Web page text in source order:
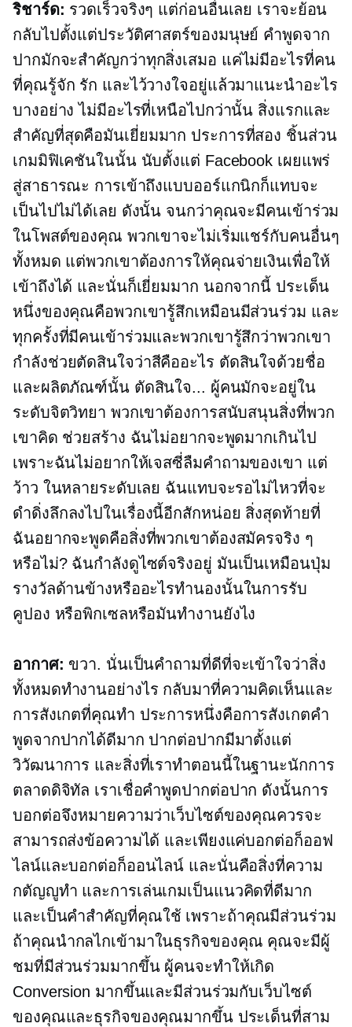
ริชาร์ด: รวดเร็วจริงๆ แต่ก่อนอื่นเลย เราจะย้อน
กลับไปตั้งแต่ประวัติศาสตร์ของมนุษย์ คำพูดจาก
ปากมักจะสำคัญกว่าทุกสิ่งเสมอ แค่ไม่มีอะไรที่คน
ที่คุณรู้จัก รัก และไว้วางใจอยู่แล้วมาแนะนำอะไร
บางอย่าง ไม่มีอะไรที่เหนือไปกว่านั้น สิ่งแรกและ
สำคัญที่สุดคือมันเยี่ยมมาก ประการที่สอง ชิ้นส่วน
เกมมิฟิเคชันในนั้น นับตั้งแต่ Facebook เผยแพร่
สู่สาธารณะ การเข้าถึงแบบออร์แกนิกก็แทบจะ
เป็นไปไม่ได้เลย ดังนั้น จนกว่าคุณจะมีคนเข้าร่วม
ในโพสต์ของคุณ พวกเขาจะไม่เริ่มแชร์กับคนอื่นๆ
ทั้งหมด แต่พวกเขาต้องการให้คุณจ่ายเงินเพื่อให้
เข้าถึงได้ และนั่นก็เยี่ยมมาก นอกจากนี้ ประเด็น
หนึ่งของคุณคือพวกเขารู้สึกเหมือนมีส่วนร่วม และ
ทุกครั้งที่มีคนเข้าร่วมและพวกเขารู้สึกว่าพวกเขา
กำลังช่วยตัดสินใจว่าสีคืออะไร ตัดสินใจด้วยชื่อ
และผลิตภัณฑ์นั้น ตัดสินใจ... ผู้คนมักจะอยู่ใน
ระดับจิตวิทยา พวกเขาต้องการสนับสนุนสิ่งที่พวก
เขาคิด ช่วยสร้าง ฉันไม่อยากจะพูดมากเกินไป
เพราะฉันไม่อยากให้เจสซี่ลืมคำถามของเขา แต่
ว้าว ในหลายระดับเลย ฉันแทบจะรอไม่ไหวที่จะ
ดำดิ่งลึกลงไปในเรื่องนี้อีกสักหน่อย สิ่งสุดท้ายที่
ฉันอยากจะพูดคือสิ่งที่พวกเขาต้องสมัครจริง ๆ
หรือไม่? ฉันกำลังดูไซต์จริงอยู่ มันเป็นเหมือนปุ่ม
รางวัลด้านข้างหรืออะไรทำนองนั้นในการรับ
คูปอง หรือพิกเซลหรือมันทำงานยังไง
อากาศ: ขวา. นั่นเป็นคำถามที่ดีที่จะเข้าใจว่าสิ่ง
ทั้งหมดทำงานอย่างไร กลับมาที่ความคิดเห็นและ
การสังเกตที่คุณทำ ประการหนึ่งคือการสังเกตคำ
พูดจากปากได้ดีมาก ปากต่อปากมีมาตั้งแต่
วิวัฒนาการ และสิ่งที่เราทำตอนนี้ในฐานะนักการ
ตลาดดิจิทัล เราเชื่อคำพูดปากต่อปาก ดังนั้นการ
บอกต่อจึงหมายความว่าเว็บไซต์ของคุณควรจะ
สามารถส่งข้อความได้ และเพียงแค่บอกต่อก็ออฟ
ไลน์และบอกต่อก็ออนไลน์ และนั่นคือสิ่งที่ความ
กตัญญูทำ และการเล่นเกมเป็นแนวคิดที่ดีมาก
และเป็นคำสำคัญที่คุณใช้ เพราะถ้าคุณมีส่วนร่วม
ถ้าคุณนำกลไกเข้ามาในธุรกิจของคุณ คุณจะมีผู้
ชมที่มีส่วนร่วมมากขึ้น ผู้คนจะทำให้เกิด
Conversion มากขึ้นและมีส่วนร่วมกับเว็บไซต์
ของคุณและธุรกิจของคุณมากขึ้น ประเด็นที่สาม